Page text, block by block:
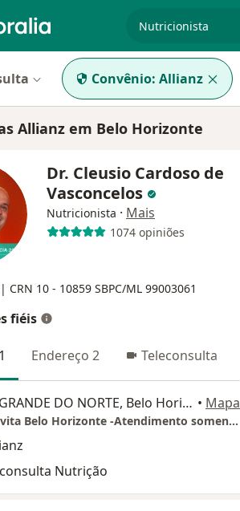
Convênio: Allianz
Allianz em Belo Horizonte
Dr. Cleusio Cardoso de
Vasconcelos
Nutricionista · Mais
1074 opiniões
CRN 10 - 10859 SBPC/ML 99003061
fiéis
Endereço 2 Teleconsulta
RUA RIO GRANDE DO NORTE, Belo Horizonte • Mapa
Nutriqualivita Belo Horizonte -Atendimento somente por telemedicina . Planos de saúde aceitos, (Porto Seguro, Gama - Care Plus - Itaú Saúde ), outros somente por reembolso com desconto de 50%
Nutrição